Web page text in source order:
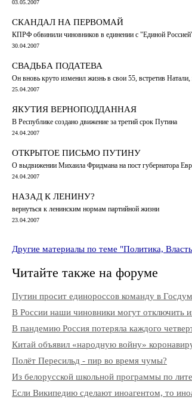
03.05.2007
СКАНДАЛ НА ПЕРВОМАЙ
КПРФ обвинили чиновников в единении с "Единой
30.04.2007
СВАДЬБА ПОДАТЕВА
Он вновь круто изменил жизнь в свои 55, встретив Натали,
25.04.2007
ЯКУТИЯ ВЕРНОПОДДАННАЯ
В Республике создано движение за третий срок Путина
24.04.2007
ОТКРЫТОЕ ПИСЬМО ПУТИНУ
О выдвижении Михаила Фридмана на пост губернатора
24.04.2007
НАЗАД К ЛЕНИНУ?
вернуться к ленинским нормам партийной жизни
23.04.2007
Другие материалы по теме "Политика,
Читайте также на форуме
Путин просит единороссов команду в
В России наши чиновники могут отключить
В пандемию Россия потеряла каждого
Китай объявил «народную войну»
Полёт Пересильд - пир во время чумы?
Из белорусской школьной программы по
Если Википедию сделают иноагентом, то